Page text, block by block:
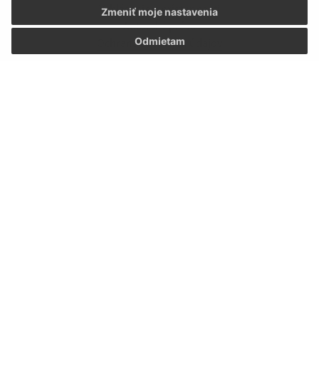
Odmietam
Zmeniť moje nastavenia
Vyhlásenie o prístupnosti
Autorské práva
Ochrana osobných údajov